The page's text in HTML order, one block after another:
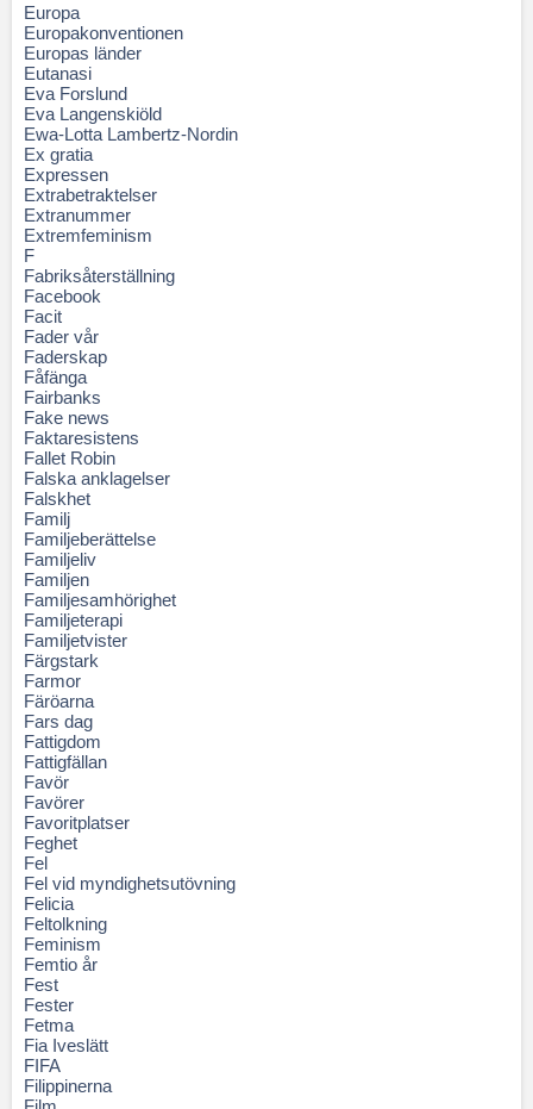
Europa
Europakonventionen
Europas länder
Eutanasi
Eva Forslund
Eva Langenskiöld
Ewa-Lotta Lambertz-Nordin
Ex gratia
Expressen
Extrabetraktelser
Extranummer
Extremfeminism
F
Fabriksåterställning
Facebook
Facit
Fader vår
Faderskap
Fåfänga
Fairbanks
Fake news
Faktaresistens
Fallet Robin
Falska anklagelser
Falskhet
Familj
Familjeberättelse
Familjeliv
Familjen
Familjesamhörighet
Familjeterapi
Familjetvister
Färgstark
Farmor
Färöarna
Fars dag
Fattigdom
Fattigfällan
Favör
Favörer
Favoritplatser
Feghet
Fel
Fel vid myndighetsutövning
Felicia
Feltolkning
Feminism
Femtio år
Fest
Fester
Fetma
Fia Iveslätt
FIFA
Filippinerna